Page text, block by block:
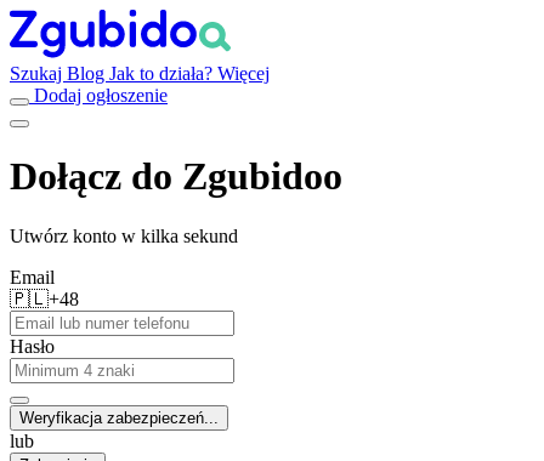
Szukaj Blog Jak to działa? Więcej
Dodaj ogłoszenie
Dołącz do Zgubidoo
Utwórz konto w kilka sekund
Email
🇵🇱+48
Hasło
Weryfikacja zabezpieczeń...
lub